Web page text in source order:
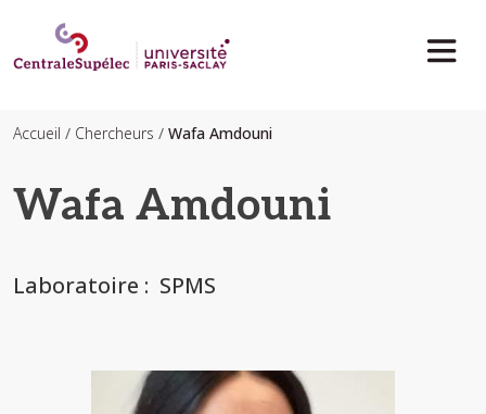
Wafa Amdouni
Laboratoire SPMS
Accueil Chercheurs Wafa Amdouni